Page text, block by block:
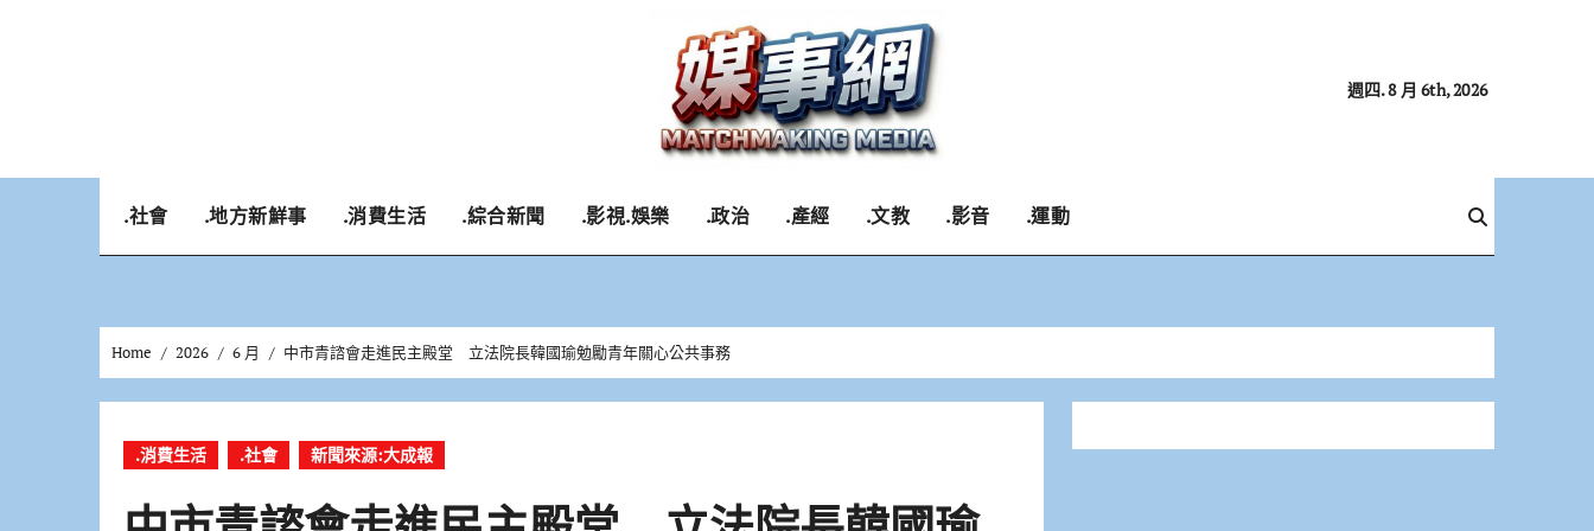
週四. 8 月 6th, 2026
.社會 .地方新鮮事 .消費生活 .綜合新聞 .影視.娛樂 .政治 .產經 .文教 .影音 .運動
Home 2026 6 月 中市青諮會走進民主殿堂 立法院長韓國瑜勉勵青年關心公共事務
.消費生活 .社會 新聞來源:大成報